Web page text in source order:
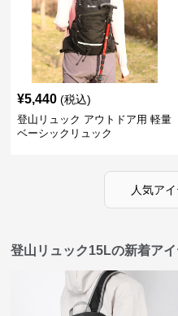
¥5,440 (税込)
登山リュック アウトドア用 軽量
ベーシックリュック
人気ア
登山リュック15Lの新着ア